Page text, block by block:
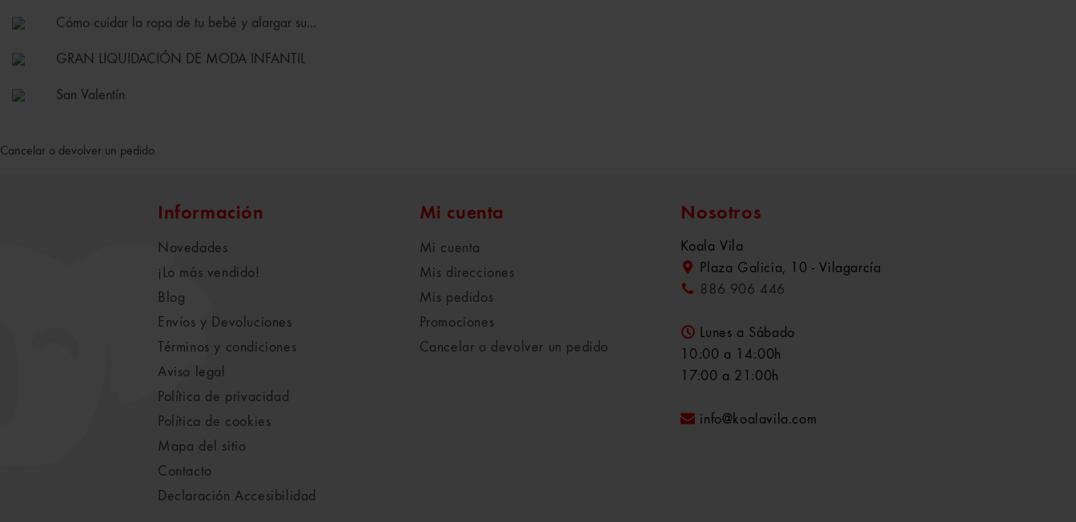
Cómo cuidar la ropa de tu bebé y alargar su...
GRAN LIQUIDACIÓN DE MODA INFANTIL
San Valentín
Cancelar o devolver un pedido
Información
Novedades
¡Lo más vendido!
Blog
Envíos y Devoluciones
Términos y condiciones
Aviso legal
Política de privacidad
Política de cookies
Mapa del sitio
Contacto
Declaración Accesibilidad
Mi cuenta
Mi cuenta
Mis direcciones
Mis pedidos
Promociones
Cancelar o devolver un pedido
Nosotros
Koala Vila
Plaza Galicia, 10 - Vilagarcía
886 906 446
Lunes a Sábado
10:00 a 14:00h
17:00 a 21:00h
info@koalavila.com